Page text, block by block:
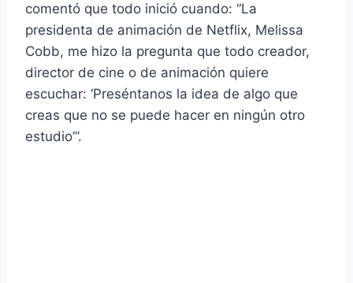
comentó que todo inició cuando: “La
presidenta de animación de Netflix, Melissa
Cobb, me hizo la pregunta que todo creador,
director de cine o de animación quiere
escuchar: ‘Preséntanos la idea de algo que
creas que no se puede hacer en ningún otro
estudio’”.